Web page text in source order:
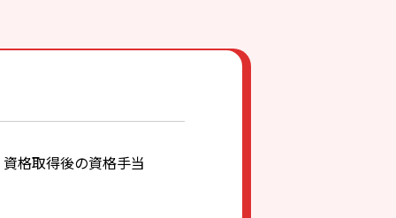
格取得後の資格手当